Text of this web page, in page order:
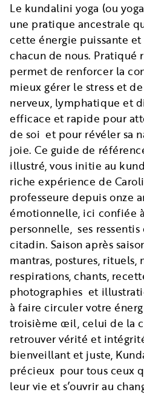
Le kundalini yoga (ou
une pratique ancestrale
cette énergie puissante
chacun de nous.
permet de renforcer la
mieux gérer le stress et
nerveux, lymphatique et
efficace et rapide pour
de soi et pour révéler sa
joie. Ce guide de
illustré, vous initie au
riche expérience de
professeure depuis onze
émotionnelle, ici confiée
personnelle, ses
citadin. Saison après
mantras, postures, rituels,
respirations, chants,
photographies et
à faire circuler votre
troisième œil, celui de la
retrouver vérité et
bienveillant et juste,
précieux pour tous ceux
leur vie et s’ouvrir au